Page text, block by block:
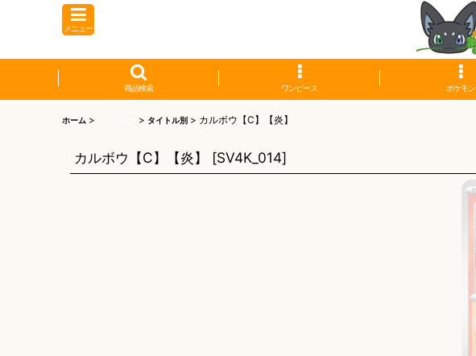
メニュー
商品検索 ワンピース ポケモン
ホーム > > タイトル別 > カルボウ【C】【炎】
カルボウ【C】【炎】 [SV4K_014]